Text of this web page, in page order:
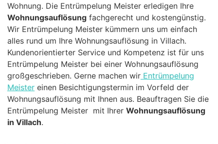
Wohnung. Die Entrümpelung Meister erledigen Ihre
Wohnungsauflösung fachgerecht und kostengünstig.
Wir Entrümpelung Meister kümmern uns um einfach
alles rund um Ihre Wohnungsauflösung in Villach.
Kundenorientierter Service und Kompetenz ist für uns
Entrümpelung Meister bei einer Wohnungsauflösung
großgeschrieben. Gerne machen wir Entrümpelung
Meister einen Besichtigungstermin im Vorfeld der
Wohnungsauflösung mit Ihnen aus. Beauftragen Sie die
Entrümpelung Meister mit Ihrer Wohnungsauflösung
in Villach.